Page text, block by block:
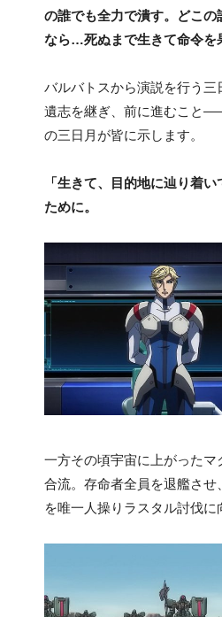
の誰でも全力で潰す。どこの
なら…死ぬまで生きて命令を
バルバトスから演説を行う
遺志を継ぎ、前に進むこと
の三日月が皆に示します。
「生きて、目的地に辿り着い
ために。
一方その頃宇宙に上がったマ
合流。存命者全員を退艦さ
を唯一人操りラスタル討伐に